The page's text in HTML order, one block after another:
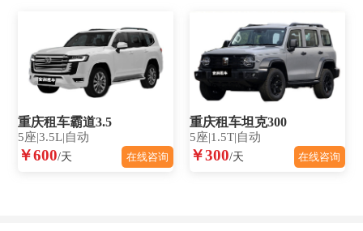
重庆租车霸道3.5
5座|3.5L|自动
￥600/天 在线咨询
重庆租车坦克300
5座|1.5T|自动
￥300/天 在线咨询